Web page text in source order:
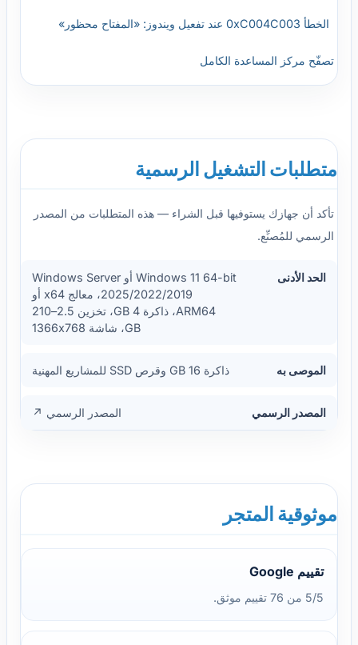
الخطأ 0xC004C003 عند تفعيل ويندوز: «المفتاح محظور»
تصفّح مركز المساعدة الكامل
متطلبات التشغيل الرسمية
تأكد أن جهازك يستوفيها قبل الشراء — هذه المتطلبات من المصدر
الرسمي للمُصنِّع.
الحد الأدنى
Windows 11 64-bit أو Windows Server
2025/2022/2019، معالج x64 أو
ARM64، ذاكرة 4 GB، تخزين 2.5–210
GB، شاشة 1366x768
الموصى به ذاكرة 16 GB وقرص SSD للمشاريع المهنية
المصدر الرسمي المصدر الرسمي ↗
موثوقية المتجر
تقييم Google
5/5 من 76 تقييم موثق.